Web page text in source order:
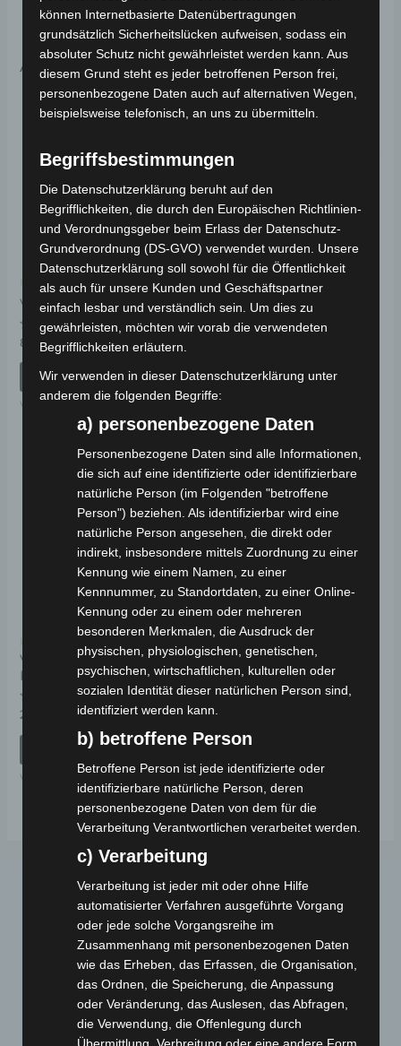
Ähnliche Produkte
Kostenloser Versand
VM4 HINTERRAD
Bewertet
mit
0
89,00€ *
IN DEN WARENKORB
VM4
Kostenloser Versand
VM4 LENKER
von
5 IN DEN WARENKORB
Kostenloser Versand
VM4 ANZEIGE
KUNSTSTOFF
Bewertet
0
29,00
IN DEN WARENKORB
VM4
Webseite
können Internetbasierte Datenübertragungen
grundsätzlich Sicherheitslücken aufweisen, sodass ein
absoluter Schutz nicht gewährleistet werden kann. Aus
diesem Grund steht es jeder betroffenen Person frei,
personenbezogene Daten auch auf alternativen Wegen,
beispielsweise telefonisch, an uns zu übermitteln.
Begriffsbestimmungen
Die Datenschutzerklärung beruht auf den
Begrifflichkeiten, die durch den Europäischen Richtlinien-
und Verordnungsgeber beim Erlass der Datenschutz-
Grundverordnung (DS-GVO) verwendet wurden. Unsere
Datenschutzerklärung soll sowohl für die Öffentlichkeit
als auch für unsere Kunden und Geschäftspartner
einfach lesbar und verständlich sein. Um dies zu
gewährleisten, möchten wir vorab die verwendeten
Begrifflichkeiten erläutern.
Wir verwenden in dieser Datenschutzerklärung unter
anderem die folgenden Begriffe:
a) personenbezogene Daten
Personenbezogene Daten sind alle Informationen,
die sich auf eine identifizierte oder identifizierbare
natürliche Person (im Folgenden "betroffene
Person") beziehen. Als identifizierbar wird eine
natürliche Person angesehen, die direkt oder
indirekt, insbesondere mittels Zuordnung zu einer
Kennung wie einem Namen, zu einer
Kennnummer, zu Standortdaten, zu einer Online-
Kennung oder zu einem oder mehreren
besonderen Merkmalen, die Ausdruck der
physischen, physiologischen, genetischen,
psychischen, wirtschaftlichen, kulturellen oder
sozialen Identität dieser natürlichen Person sind,
identifiziert werden kann.
b) betroffene Person
Betroffene Person ist jede identifizierte oder
identifizierbare natürliche Person, deren
personenbezogene Daten von dem für die
Verarbeitung Verantwortlichen verarbeitet werden.
c) Verarbeitung
Verarbeitung ist jeder mit oder ohne Hilfe
automatisierter Verfahren ausgeführte Vorgang
oder jede solche Vorgangsreihe im
Zusammenhang mit personenbezogenen Daten
wie das Erheben, das Erfassen, die Organisation,
das Ordnen, die Speicherung, die Anpassung
oder Veränderung, das Auslesen, das Abfragen,
die Verwendung, die Offenlegung durch